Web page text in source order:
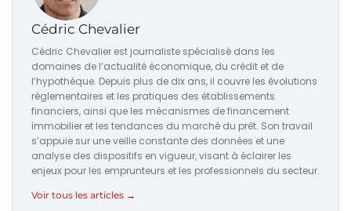
Cédric Chevalier
Cédric Chevalier est journaliste spécialisé dans les
domaines de l’actualité économique, du crédit et de
l’hypothèque. Depuis plus de dix ans, il couvre les évolutions
réglementaires et les pratiques des établissements
financiers, ainsi que les mécanismes de financement
immobilier et les tendances du marché du prêt. Son travail
s’appuie sur une veille constante des données et une
analyse des dispositifs en vigueur, visant à éclairer les
enjeux pour les emprunteurs et les professionnels du secteur.
Voir tous les articles →